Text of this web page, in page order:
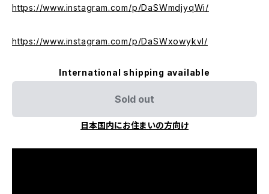
https://www.instagram.com/p/DaSWmdjyqWi/
https://www.instagram.com/p/DaSWxowykvI/
International shipping available
Sold out
日本国内にお住まいの方向け